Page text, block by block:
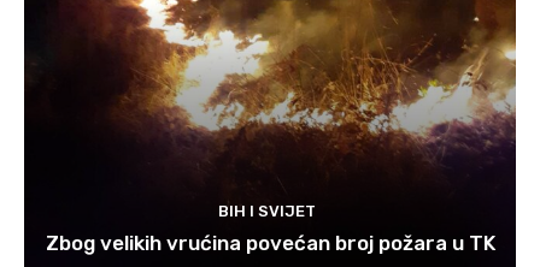
BIH I SVIJET
Zbog velikih vrućina povećan broj požara u TK